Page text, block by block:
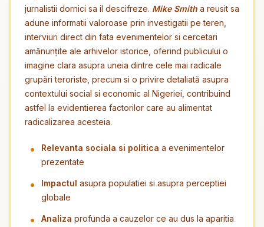
jurnalistii dornici sa il descifreze. Mike Smith a reusit sa
adune informatii valoroase prin investigatii pe teren,
interviuri direct din fata evenimentelor si cercetari
amănunțite ale arhivelor istorice, oferind publicului o
imagine clara asupra uneia dintre cele mai radicale
grupări teroriste, precum si o privire detaliată asupra
contextului social si economic al Nigeriei, contribuind
astfel la evidentierea factorilor care au alimentat
radicalizarea acesteia.
Relevanta sociala si politica a evenimentelor
prezentate
Impactul asupra populatiei si asupra perceptiei
globale
Analiza profunda a cauzelor ce au dus la aparitia